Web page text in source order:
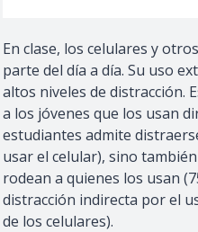
En clase, los celulares y
parte del día a día. Su uso
altos niveles de distracción.
a los jóvenes que los usan
estudiantes admite
usar el celular), sino
rodean a quienes los usan
distracción indirecta por el
de los celulares).